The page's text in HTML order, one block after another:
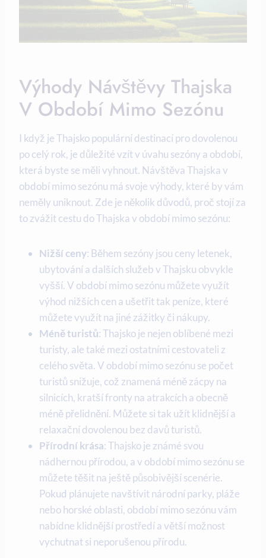
Výhody Návštěvy Thajska
V Období Mimo Sezónu
I když je Thajsko populární destinací pro dovolenou
po celý rok, je důležité vzít v úvahu sezóny a období,
která byste se měli vyhnout. Návštěva Thajska v
období mimo sezónu má svoje výhody, které by vám
neměly uniknout. Zde je několik důvodů, proč stojí za
to zvážit cestu do Thajska v období mimo sezónu:
Nižší ceny: Během sezóny jsou ceny letenek,
ubytování a dalších služeb v Thajsku obvykle
vyšší. V období mimo sezónu můžete využít
výhod nižších cen a ušetřit tak peníze, které
můžete využít na jiné zážitky či nákupy.
Méně turistů: Thajsko je nejen oblíbené mezi
turisty, ale také mezi ostatními cestovateli z
celého světa. V období mimo sezónu se počet
turistů snižuje, což znamená méně zácpy na
silnicích, kratší fronty na atrakcích a obecně
méně přelidnění. Můžete si tak užít klidnější a
relaxační dovolenou bez davů turistů.
Přírodní krása: Thajsko je známé svou
nádhernou přírodou, a v období mimo sezónu se
můžete těšit na ještě působivější scenérie.
Pokud plánujete navštívit národní parky, pláže
nebo horské oblasti, období mimo sezónu vám
nabídne klidnější prostředí a větší možnost
vychutnat si neporušenou přírodu.